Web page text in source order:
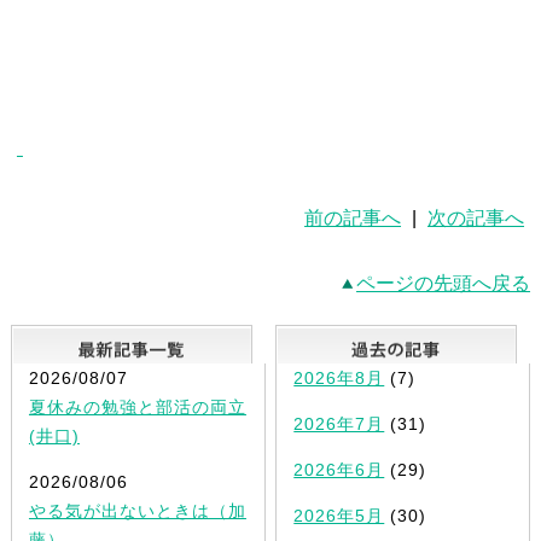
前の記事へ 次の記事へ
ページの先頭へ戻る
最新記事一覧
2026/08/07
夏休みの勉強と部活の両立
(井口)
2026/08/06
やる気が出ないときは（加
2026年8月 (7)
2026年7月 (31)
2026年6月 (29)
2026年5月 (30)